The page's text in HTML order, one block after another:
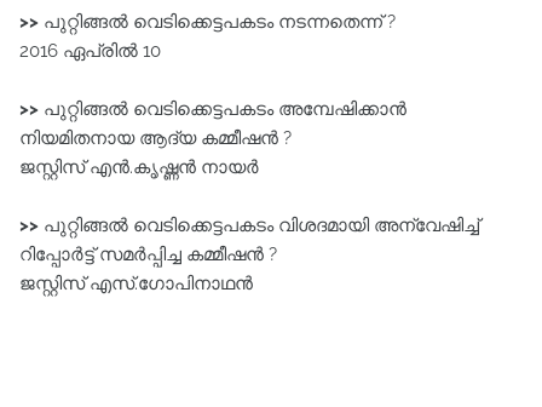
>> പുറ്റിങ്ങൽ വെടിക്കെട്ടപകടം നടന്നതെന്ന് ?
2016 ഏപ്രിൽ 10
>> പുറ്റിങ്ങൽ വെടിക്കെട്ടപകടം അമ്പേഷിക്കാൻ
നിയമിതനായ ആദ്യ കമ്മീഷൻ ?
ജസ്റ്റിസ്‌ എൻ.കൃഷ്ണൻ നായർ
>> പുറ്റിങ്ങൽ വെടിക്കെട്ടപകടം വിശദമായി അന്വേഷിച്ച്‌
റിപ്പോർട്ട്‌ സമർപ്പിച്ച കമ്മീഷൻ ?
ജസ്റ്റിസ്‌ എസ്‌.ഗോപിനാഥൻ